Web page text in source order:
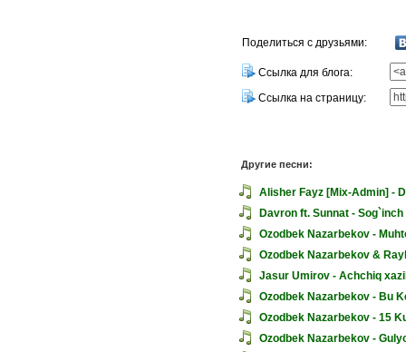
Поделиться с друзьями:
Ссылка для блога:
Ссылка на страницу:
Другие песни:
Alisher Fayz [Mix-Admin] -
Davron ft. Sunnat - Sog`inch
Ozodbek Nazarbekov -
Ozodbek Nazarbekov &
Jasur Umirov - Achchiq
Ozodbek Nazarbekov - Bu
Ozodbek Nazarbekov - 15
Ozodbek Nazarbekov -